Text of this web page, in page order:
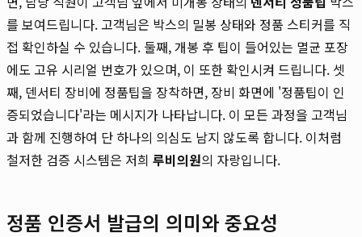
를 보여드립니다. 고객님은 박스의 밀봉 상태와 정품 스티커를 직
접 확인하실 수 있습니다. 둘째, 개봉 후 팁이 들어있는 멸균 포장
에도 고유 시리얼 번호가 있으며, 이 또한 확인시켜 드립니다. 셋
째, 덴서티 장비에 정품팁을 장착하면, 장비 화면에 '정품팁이 인
증되었습니다'라는 메시지가 나타납니다. 이 모든 과정을 고객님
과 함께 진행하여 단 하나의 의심도 남지 않도록 합니다. 이처럼
철저한 검증 시스템은 저희 루비의원의 자랑입니다.
정품 인증서 발급의 의미와 중요성